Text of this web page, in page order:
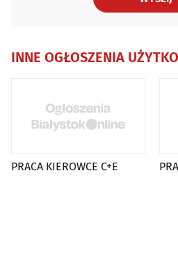
INNE OGŁOSZENIA
PRACA KIEROWCE C+E